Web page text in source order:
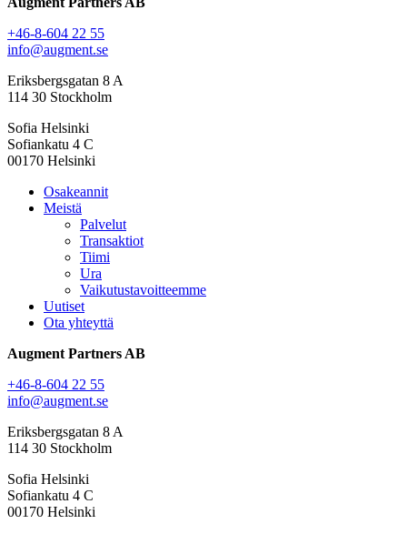
+46-8-604 22 55
info@augment.se
Eriksbergsgatan 8 A
114 30 Stockholm
Sofia Helsinki
Sofiankatu 4 C
00170 Helsinki
Osakeannit
Meistä
Palvelut
Transaktiot
Tiimi
Ura
Vaikutustavoitteemme
Uutiset
Ota yhteyttä
Augment Partners AB
+46-8-604 22 55
info@augment.se
Eriksbergsgatan 8 A
114 30 Stockholm
Sofia Helsinki
Sofiankatu 4 C
00170 Helsinki